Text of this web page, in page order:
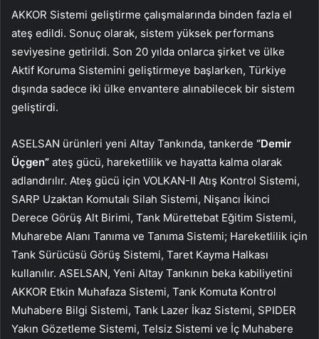
AKKOR Sistemi geliştirme çalışmalarında binden fazla el
ateş edildi. Sonuç olarak, sistem yüksek performans
seviyesine getirildi. Son 20 yılda onlarca şirket ve ülke
Aktif Koruma Sistemini geliştirmeye başlarken, Türkiye
dışında sadece iki ülke envantere alınabilecek bir sistem
geliştirdi.
ASELSAN ürünleri yeni Altay Tankında, tankerde “Demir
Üçgen” ateş gücü, hareketlilik ve hayatta kalma olarak
adlandırılır. Ateş gücü için VOLKAN-II Atış Kontrol Sistemi,
SARP Uzaktan Komutalı Silah Sistemi, Nişancı İkinci
Derece Görüş Alt Birimi, Tank Mürettebat Eğitim Sistemi,
Muharebe Alanı Tanıma ve Tanıma Sistemi; Hareketlilik için
Tank Sürücüsü Görüş Sistemi, Taret Kayma Halkası
kullanılır. ASELSAN, Yeni Altay Tankının beka kabiliyetini
AKKOR Etkin Muhafaza Sistemi, Tank Komuta Kontrol
Muhabere Bilgi Sistemi, Tank Lazer İkaz Sistemi, SPIDER
Yakın Gözetleme Sistemi, Telsiz Sistemi ve İç Muhabere